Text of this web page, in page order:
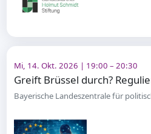
Mi, 14. Okt. 2026 | 19:00 – 20:30
Bayerische Landeszentrale für